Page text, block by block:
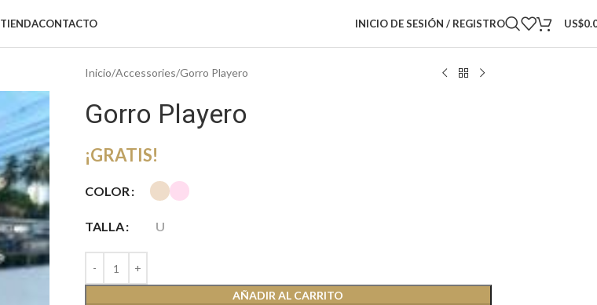
TIENDACONTACTO INICIO DE SESIÓN / REGISTRO US$
Inicio Accessories Gorro Playero
Gorro Playero
¡GRATIS!
COLOR
TALLA U
AÑADIR AL CARRITO